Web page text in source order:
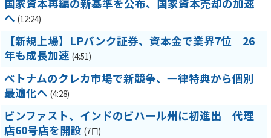
国家資本再編の新基準を公布、国家資本売却の加速
へ (12:24)
【新規上場】LPバンク証券、資本金で業界7位 26
年も成長加速 (4:51)
ベトナムのクレカ市場で新競争、一律特典から個別
最適化へ (4:28)
ビンファスト、インドのビハール州に初進出 代理
店60号店を開設 (7日)